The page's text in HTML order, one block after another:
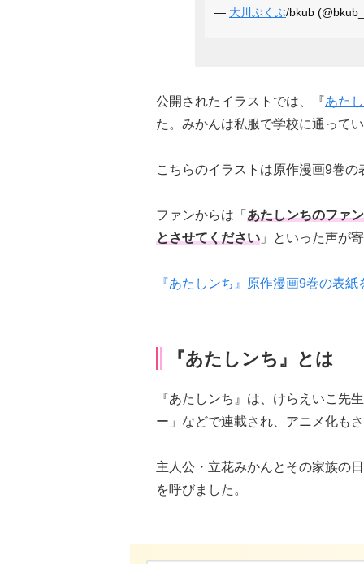
— 大川ぶくぶ/bkub
公開されたイラストでは、『あた
た。みかんは私服で学校に通って
こちらのイラストは原作漫画9巻
ファンからは「 あたしンちのファ
とさせてください 」といった声が
『あたしンち』原作漫画9巻の表
『あたしンち』とは
『あたしンち』は、けらえいこ先
ー」などで連載され、アニメ化も
主人公・立花みかんとその家族の
を呼びました。